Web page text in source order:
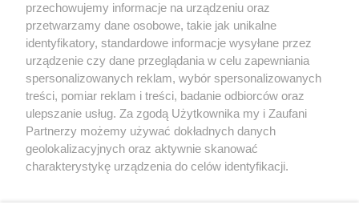
przechowujemy informacje na urządzeniu oraz
przetwarzamy dane osobowe, takie jak unikalne
identyfikatory, standardowe informacje wysyłane przez
urządzenie czy dane przeglądania w celu zapewniania
spersonalizowanych reklam, wybór spersonalizowanych
treści, pomiar reklam i treści, badanie odbiorców oraz
ulepszanie usług. Za zgodą Użytkownika my i Zaufani
Partnerzy możemy używać dokładnych danych
geolokalizacyjnych oraz aktywnie skanować
charakterystykę urządzenia do celów identyfikacji.